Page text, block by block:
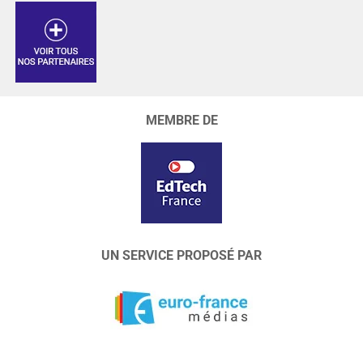
MEMBRE DE
UN SERVICE PROPOSÉ PAR